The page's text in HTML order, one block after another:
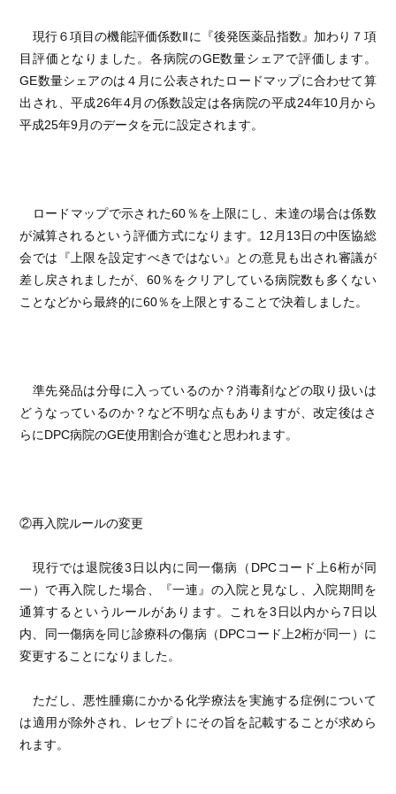
現行６項目の機能評価係数Ⅱに『後発医薬品指数』加わり７項
目評価となりました。各病院のGE数量シェアで評価します。
GE数量シェアのは４月に公表されたロードマップに合わせて算
出され、平成26年4月の係数設定は各病院の平成24年10月から
平成25年9月のデータを元に設定されます。
ロードマップで示された60％を上限にし、未達の場合は係数
が減算されるという評価方式になります。12月13日の中医協総
会では『上限を設定すべきではない』との意見も出され審議が
差し戻されましたが、60％をクリアしている病院数も多くない
ことなどから最終的に60％を上限とすることで決着しました。
準先発品は分母に入っているのか？消毒剤などの取り扱いは
どうなっているのか？など不明な点もありますが、改定後はさ
らにDPC病院のGE使用割合が進むと思われます。
②再入院ルールの変更
現行では退院後3日以内に同一傷病（DPCコード上6桁が同
一）で再入院した場合、『一連』の入院と見なし、入院期間を
通算するというルールがあります。これを3日以内から7日以
内、同一傷病を同じ診療科の傷病（DPCコード上2桁が同一）に
変更することになりました。
ただし、悪性腫瘍にかかる化学療法を実施する症例について
は適用が除外され、レセプトにその旨を記載することが求めら
れます。